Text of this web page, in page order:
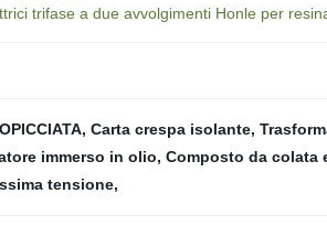
trifase a due avvolgimenti Honle per
, Carta crespa isolante,
immerso in olio, Composto da colata
tensione,